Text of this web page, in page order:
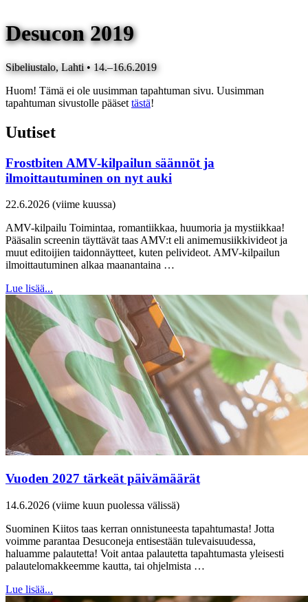
Desucon 2019
Sibeliustalo, Lahti • 14.–16.6.2019
Huom! Tämä ei ole uusimman tapahtuman sivu. Uusimman
tapahtuman sivustolle pääset tästä!
Uutiset
Frostbiten AMV-kilpailun säännöt ja
ilmoittautuminen on nyt auki
22.6.2026 (viime kuussa)
AMV-kilpailu Toimintaa, romantiikkaa, huumoria ja mystiikkaa!
Pääsalin screenin täyttävät taas AMV:t eli animemusiikkivideot ja
muut editoijien taidonnäytteet, kuten pelivideot. AMV-kilpailun
ilmoittautuminen alkaa maanantaina …
Lue lisää...
Vuoden 2027 tärkeät päivämäärät
14.6.2026 (viime kuun puolessa välissä)
Suominen Kiitos taas kerran onnistuneesta tapahtumasta! Jotta
voimme parantaa Desuconeja entisestään tulevaisuudessa,
haluamme palautetta! Voit antaa palautetta tapahtumasta yleisesti
palautelomakkeemme kautta, tai ohjelmista …
Lue lisää...